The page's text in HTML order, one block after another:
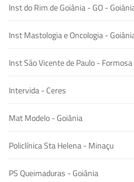
Inst do Rim de Goiânia - GO -
Inst Mastologia e Oncologia -
Inst São Vicente de Paulo - Formosa
Intervida - Ceres
Mat Modelo - Goiânia
Policlínica Sta Helena - Minaçu
PS Queimaduras - Goiânia